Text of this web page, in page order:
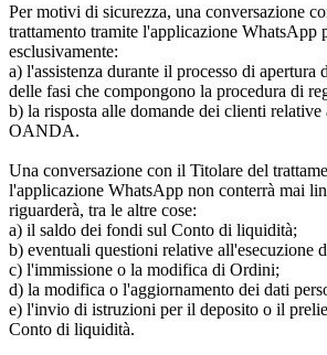
Per motivi di sicurezza, una conversazione
trattamento tramite l'applicazione WhatsApp
esclusivamente:
a) l'assistenza durante il processo di apertura
delle fasi che compongono la procedura di
b) la risposta alle domande dei clienti
OANDA.
Una conversazione con il Titolare del
l'applicazione WhatsApp non conterrà mai
riguarderà, tra le altre cose:
a) il saldo dei fondi sul Conto di liquidità;
b) eventuali questioni relative all'esecuzione
c) l'immissione o la modifica di Ordini;
d) la modifica o l'aggiornamento dei dati
e) l'invio di istruzioni per il deposito o il
Conto di liquidità.